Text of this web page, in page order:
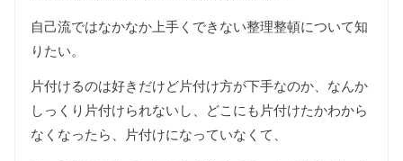
自己流ではなかなか上手くできない整理整頓について知
りたい。
片付けるのは好きだけど片付け方が下手なのか、なんか
しっくり片付けられないし、どこにも片付けたかわから
なくなったら、片付けになっていなくて、